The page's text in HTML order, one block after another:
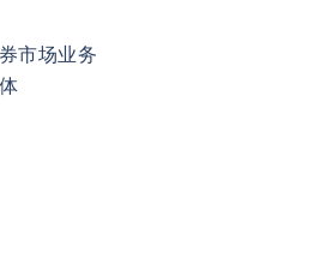
市场业务